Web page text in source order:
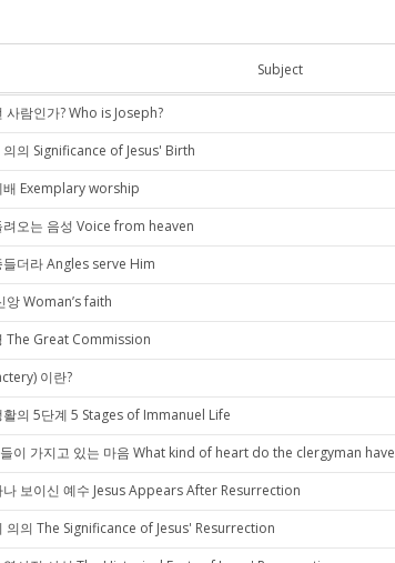
Subject
사람인가? Who is Joseph?
의 Significance of Jesus' Birth
배 Exemplary worship
려오는 음성 Voice from heaven
들더라 Angles serve Him
앙 Woman’s faith
The Great Commission
이란?
활의 5단계 5 Stages of Immanuel Life
이 가지고 있는 마음 What kind of heart do the clergyman
나 보이신 예수 Jesus Appears After Resurrection
의의 The Significance of Jesus' Resurrection